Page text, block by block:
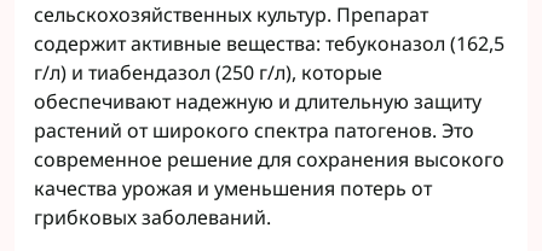
сельскохозяйственных культур. Препарат
содержит активные вещества: тебуконазол (162,5
г/л) и тиабендазол (250 г/л), которые
обеспечивают надежную и длительную защиту
растений от широкого спектра патогенов. Это
современное решение для сохранения высокого
качества урожая и уменьшения потерь от
грибковых заболеваний.